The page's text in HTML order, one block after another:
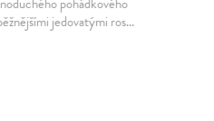
jedovatými ros...